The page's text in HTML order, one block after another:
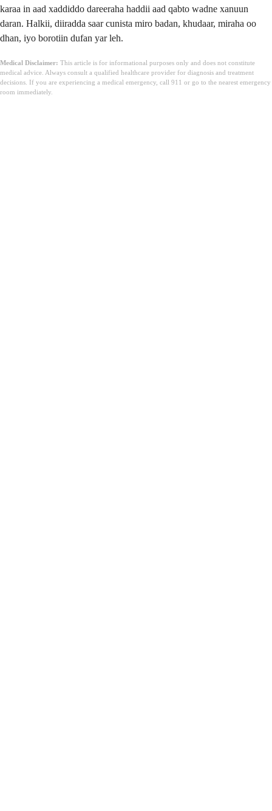
karaa in aad xaddiddo dareeraha haddii aad qabto wadne xanuun
daran. Halkii, diiradda saar cunista miro badan, khudaar, miraha oo
dhan, iyo borotiin dufan yar leh.
Medical Disclaimer: This article is for informational purposes only and does not constitute
medical advice. Always consult a qualified healthcare provider for diagnosis and treatment
decisions. If you are experiencing a medical emergency, call 911 or go to the nearest emergency
room immediately.